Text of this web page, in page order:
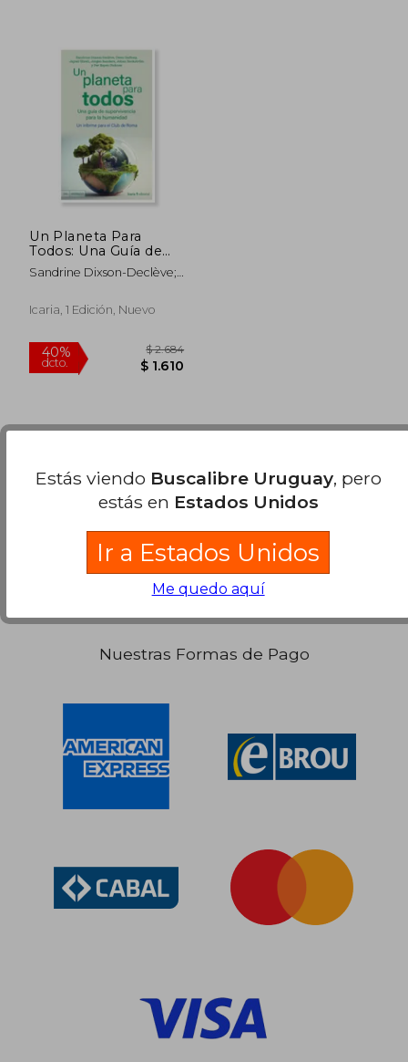
40%
dcto.
Un Planeta Para
Todos: Una Guía de
Supervivencia Para la
Humanidad un
de Roma
Sandrine Dixson-Declève;
Ghosh; Jorgen Randers;
Johan Rockström; Per
Icaria, 1 Edición, Nuevo
$ 2.684
la Búsquedasin exigir que estén presentes todos
los términos buscados..
Nuestras Formas de Pago
Estás viendo Buscalibre Uruguay, pero
estás en Estados Unidos
Ir a Estados Unidos
Me quedo aquí